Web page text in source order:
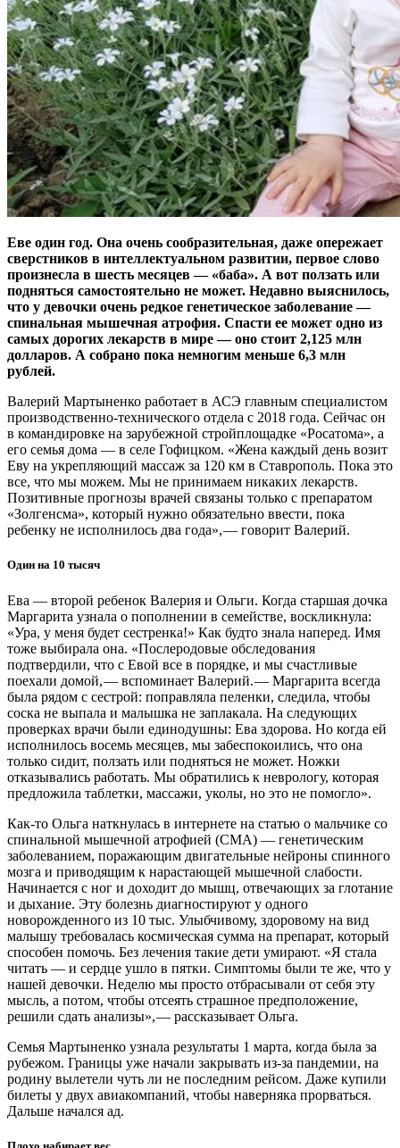
Еве один год. Она очень сообразительная, даже опережает
сверстников в интеллектуальном развитии, первое слово
произнесла в шесть месяцев — ​«баба». А вот ползать или
подняться самостоятельно не может. Недавно выяснилось,
что у девочки очень редкое генетическое заболевание — ​
спинальная мышечная атрофия. Спасти ее может одно из
самых дорогих лекарств в мире — ​оно стоит 2,125 млн
долларов. А собрано пока немногим меньше 6,3 млн
рублей.
Валерий Мартыненко работает в АСЭ главным специалистом
производственно-технического отдела с 2018 года. Сейчас он
в командировке на зарубежной стройплощадке «Росатома», а
его семья дома — ​в селе Гофицком. «Жена каждый день возит
Еву на укрепляющий массаж за 120 км в Ставрополь. Пока это
все, что мы можем. Мы не принимаем никаких лекарств.
Позитивные прогнозы врачей связаны только с препаратом
«Золгенсма», который нужно обязательно ввести, пока
ребенку не исполнилось два года», — говорит Валерий.
Один на 10 тысяч
Ева — ​второй ребенок Валерия и Ольги. Когда старшая дочка
Маргарита узнала о пополнении в семействе, воскликнула:
«Ура, у меня будет сестренка!» Как будто знала наперед. Имя
тоже выбирала она. «Послеродовые обследования
подтвердили, что с Евой все в порядке, и мы счастливые
поехали домой, — ​вспоминает Валерий. — ​Маргарита всегда
была рядом с сестрой: поправляла пеленки, следила, чтобы
соска не выпала и малышка не заплакала. На следующих
проверках врачи были единодушны: Ева здорова. Но когда ей
исполнилось восемь месяцев, мы забеспокоились, что она
только сидит, ползать или подняться не может. Ножки
отказывались работать. Мы обратились к неврологу, которая
предложила таблетки, массажи, уколы, но это не помогло».
Как-то Ольга наткнулась в интернете на статью о мальчике со
спинальной мышечной атрофией (СМА) — ​генетическим
заболеванием, поражающим двигательные нейроны спинного
мозга и приводящим к нарастающей мышечной слабости.
Начинается с ног и доходит до мышц, отвечающих за глотание
и дыхание. Эту болезнь диагностируют у одного
новорожденного из 10 тыс. Улыбчивому, здоровому на вид
малышу требовалась космическая сумма на препарат, который
способен помочь. Без лечения такие дети умирают. «Я стала
читать — ​и сердце ушло в пятки. Симптомы были те же, что у
нашей девочки. Неделю мы просто отбрасывали от себя эту
мысль, а потом, чтобы отсеять страшное предположение,
решили сдать анализы», — ​рассказывает Ольга.
Семья Мартыненко узнала результаты 1 марта, когда была за
рубежом. Границы уже начали закрывать из-за пандемии, на
родину вылетели чуть ли не последним рейсом. Даже купили
билеты у двух авиакомпаний, чтобы наверняка прорваться.
Дальше начался ад.